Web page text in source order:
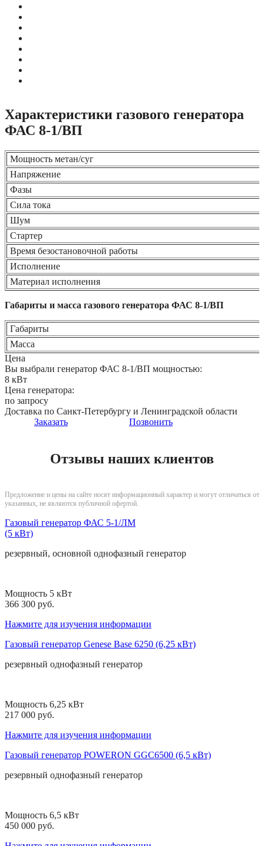
Характеристики газового генератора
ФАС 8-1/ВП
Мощность метан/суг
Напряжение
Фазы
Сила тока
Шум
Стартер
Время безостановочной работы
Исполнение
Материал исполнения
Габариты и масса газового генератора ФАС 8-1/ВП
Габариты
Масса
Цена
Вы выбрали генератор ФАС 8-1/ВП мощностью:
8 кВт
Цена генератора:
по запросу
Доставка по Санкт-Петербургу и Ленинградской области
Заказать
Позвонить
Отзывы наших клиентов
Предложение и цены на сайте носят информационный характер и могут отличаться от
указанных, не являются публичной офертой.
Газовый генератор ФАС 5-1/ЛМ
(5 кВт)
резервный, основной однофазный генератор
Мощность 5 кВт
366 300 руб.
Нажмите для изучения информации
Газовый генератор Genese Base 6250 (6,25 кВт)
резервный однофазный генератор
Мощность 6,25 кВт
217 000 руб.
Нажмите для изучения информации
Газовый генератор POWERON GGC6500 (6,5 кВт)
резервный однофазный генератор
Мощность 6,5 кВт
450 000 руб.